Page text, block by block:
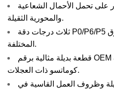
تحمل الأحمال الشعاعية
والمحورية الثقيلة.
ثلاث درجات دقة P0/P6/P5 اختيارية لتلبية متطلبات السوق
المختلفة.
قطعة بديلة مثالية برقم OEM ‏421-22-11871 لمجارف
كوماتسو ذات العجلات.
وظروف العمل القاسية في